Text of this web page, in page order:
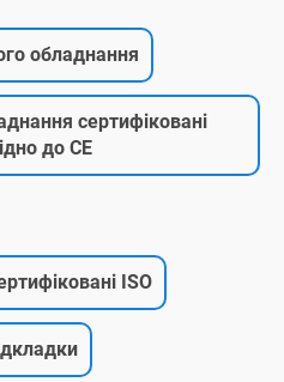
обладнання
сертифіковані
до CE
ISO